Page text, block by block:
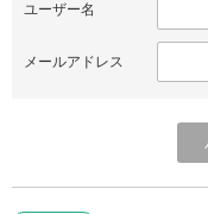
ユーザー名
メールアドレス